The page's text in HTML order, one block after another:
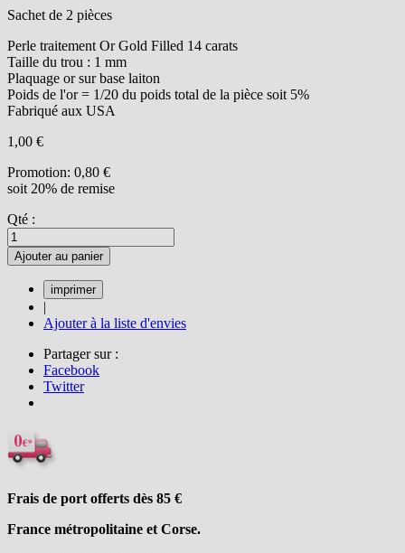
Sachet de 2 pièces
Perle traitement Or Gold Filled 14 carats
Taille du trou : 1 mm
Plaquage or sur base laiton
Poids de l'or = 1/20 du poids total de la pièce soit 5%
Fabriqué aux USA
1,00 €
Promotion: 0,80 €
soit 20% de remise
Qté :
Ajouter au panier
|
Ajouter à la liste d'envies
Partager sur :
Facebook
Twitter
Frais de port offerts dès 85 €
France métropolitaine et Corse.